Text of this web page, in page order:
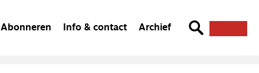
Abonneren Info & contact Archief